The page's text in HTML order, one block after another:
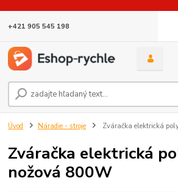
+421 905 545 198
Úvod Náradie - stroje Zváračka elektrická
Zváračka elektrická
nožová 800W